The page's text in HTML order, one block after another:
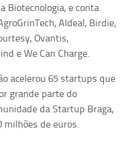
Biotecnologia, e conta
AIdeal, Birdie,
Ovantis,
e We Can Charge.
acelerou 65 startups que
grande parte do
da Startup Braga,
milhões de euros.